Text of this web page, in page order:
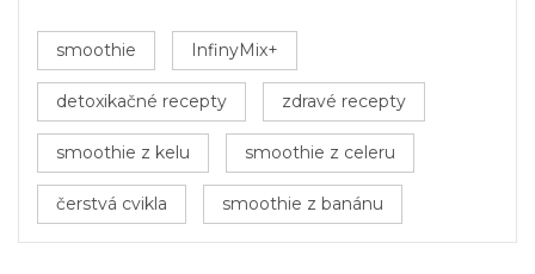
smoothie InfinyMix+
detoxikačné recepty zdravé recepty
smoothie z kelu smoothie z celeru
čerstvá cvikla smoothie z banánu